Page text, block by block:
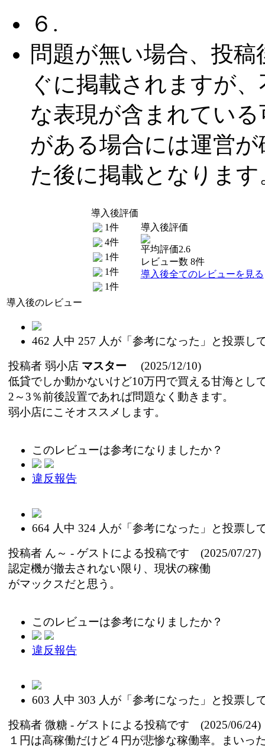
６.
問題が無い場合、投稿
ぐに掲載されますが
な表現が含まれている
がある場合には運営が
た後に掲載となります
導入後評価
1件
4件
1件
1件
1件
導入後評価
平均評価2.6
レビュー数 8件
導入後全てのレビューを見る
導入後のレビュー
462 人中 257 人が「参考になった」と投票し
投稿者 弱小店 マスター (2025/12/10)
低貸でしか動かないけど10万円で買える甘海とし
2～3％前後設置であれば問題なく動きます。
弱小店にこそオススメします。
このレビューは参考になりましたか？
違反報告
664 人中 324 人が「参考になった」と投票し
投稿者 ん～ - ゲストによる投稿です (2025/07/27)
認定機が撤去されない限り、現状の稼働
がマックスだと思う。
このレビューは参考になりましたか？
違反報告
603 人中 303 人が「参考になった」と投票し
投稿者 微糖 - ゲストによる投稿です (2025/06/24)
１円は高稼働だけど４円が悲惨な稼働率。まいっ